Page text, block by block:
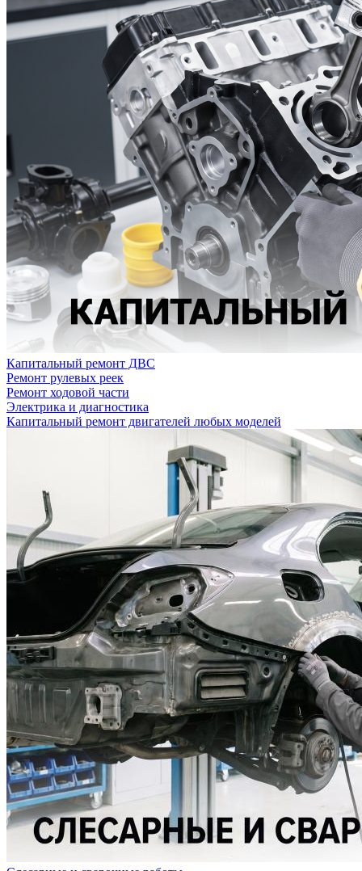
Капитальный ремонт ДВС
Ремонт рулевых реек
Ремонт ходовой части
Электрика и диагностика
Капитальный ремонт двигателей любых моделей